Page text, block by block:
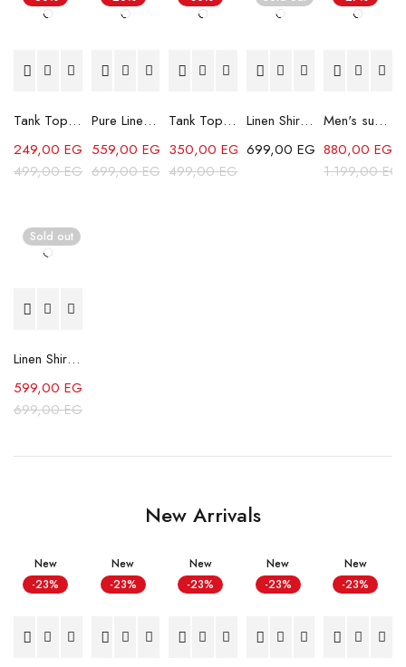
Tank Top - Black2
499,00EGP
249,00 EGP
Pure Linen Trousers - White
699,00EGP
559,00 EGP
Tank Top - Grey
499,00EGP
350,00EGP
Linen Shirt - Orange
699,00 EGP
Men's summer set -Beige
1.199,00
880,00EGP
Sold out
Linen Shirt - Beige
699,00EGP
599,00 EGP
New Arrivals
New
-23%
New
-23%
New
-23%
New
-23%
New
-23%